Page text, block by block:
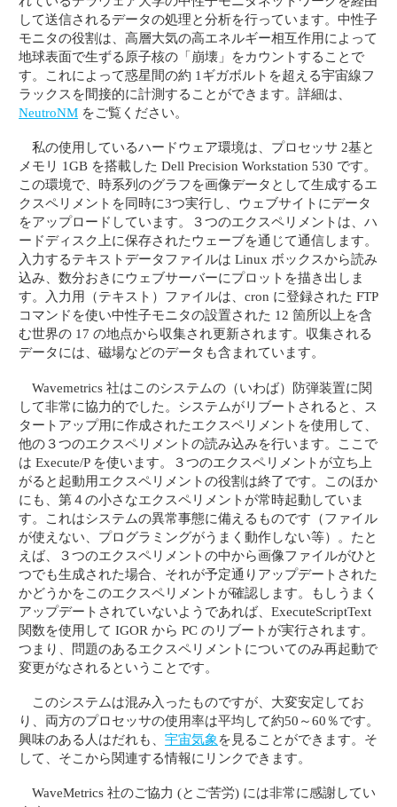
して送信されるデータの処理と分析を行っています。中性子
モニタの役割は、高層大気の高エネルギー相互作用によって
地球表面で生ずる原子核の「崩壊」をカウントすることで
す。これによって惑星間の約 1ギガボルトを超える宇宙線フ
ラックスを間接的に計測することができます。詳細は、
NeutroNM をご覧ください。
私の使用しているハードウェア環境は、プロセッサ 2基と
メモリ 1GB を搭載した Dell Precision Workstation 530 です。
この環境で、時系列のグラフを画像データとして生成するエ
クスペリメントを同時に3つ実行し、ウェブサイトにデータ
をアップロードしています。３つのエクスペリメントは、ハ
ードディスク上に保存されたウェーブを通じて通信します。
入力するテキストデータファイルは Linux ボックスから読み
込み、数分おきにウェブサーバーにプロットを描き出しま
す。入力用（テキスト）ファイルは、cron に登録された FTP
コマンドを使い中性子モニタの設置された 12 箇所以上を含
む世界の 17 の地点から収集され更新されます。収集される
データには、磁場などのデータも含まれています。
Wavemetrics 社はこのシステムの（いわば）防弾装置に関
して非常に協力的でした。システムがリブートされると、ス
タートアップ用に作成されたエクスペリメントを使用して、
他の３つのエクスペリメントの読み込みを行います。ここで
は Execute/P を使います。３つのエクスペリメントが立ち上
がると起動用エクスペリメントの役割は終了です。このほか
にも、第４の小さなエクスペリメントが常時起動していま
す。これはシステムの異常事態に備えるものです（ファイル
が使えない、プログラミングがうまく動作しない等）。たと
えば、３つのエクスペリメントの中から画像ファイルがひと
つでも生成された場合、それが予定通りアップデートされた
かどうかをこのエクスペリメントが確認します。もしうまく
アップデートされていないようであれば、ExecuteScriptText
関数を使用して IGOR から PC のリブートが実行されます。
つまり、問題のあるエクスペリメントについてのみ再起動で
変更がなされるということです。
このシステムは混み入ったものですが、大変安定してお
り、両方のプロセッサの使用率は平均して約50～60％です。
興味のある人はだれも、宇宙気象 を見ることができます。そ
して、そこから関連する情報にリンクできます。
WaveMetrics 社のご協力 (とご苦労) には非常に感謝してい